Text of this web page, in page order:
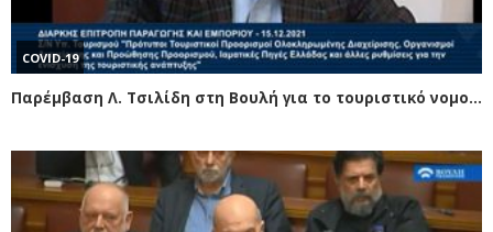
COVID-19
Παρέμβαση Λ. Τσιλίδη στη Βουλή για το τουριστικό νομοσχέδιο